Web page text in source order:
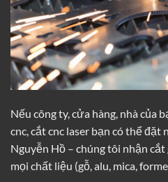
Nếu công ty, cửa hàng, nhà của
cnc, cắt cnc laser bạn có thể đặt
Nguyễn Hồ – chúng tôi nhận cắt
mọi chất liệu (gỗ, alu, mica,